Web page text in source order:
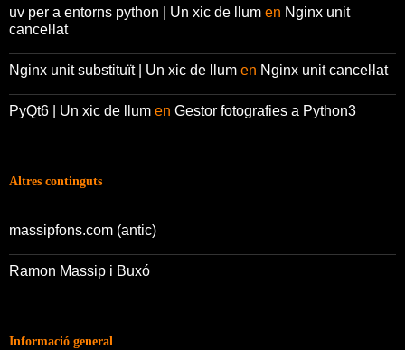
uv per a entorns python | Un xic de llum en Nginx unit
canceŀlat
Nginx unit substituït | Un xic de llum en Nginx unit canceŀlat
PyQt6 | Un xic de llum en Gestor fotografies a Python3
Altres continguts
massipfons.com (antic)
Ramon Massip i Buxó
Informació general